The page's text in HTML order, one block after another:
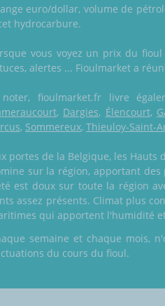
euro/dollar, volume de
hydrocarbure.
vous voyez un prix du
alertes ... Fioulmarket a
fioulmarket.fr livre
, Dargies, Élencourt,
, Sommereux, Thieuloy-Saint-
portes de la Belgique, les
sur la région, apportant des
est doux sur toute la région
assez présents. Climat plus
qui apportent l'humidité
semaine et chaque mois,
du cours du fioul.